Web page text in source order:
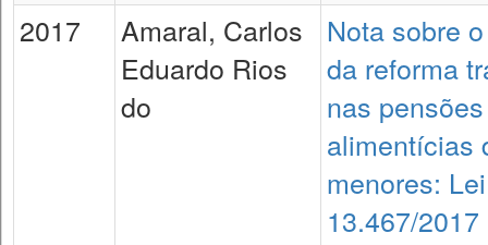
2017
Amaral, Carlos
Eduardo Rios
do
Nota sobre
da reforma
nas pensões
alimentícias
menores:
13.467/2017